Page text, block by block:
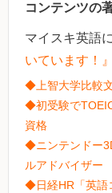
コンテンツの
マイスキ英語
いています！』
◆上智大学比較
◆初受験で
資格
◆ニンテンドー
ルアドバイザー
◆日経HR「英語